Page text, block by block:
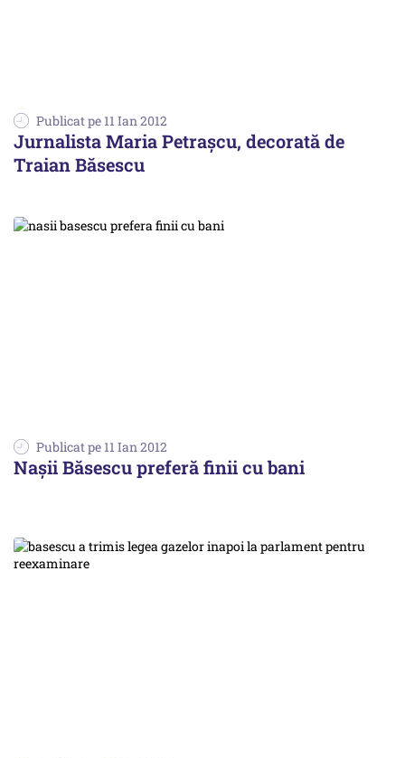
Publicat pe 11 Ian 2012
Jurnalista Maria Petrașcu, decorată de
Traian Băsescu
Publicat pe 11 Ian 2012
Nașii Băsescu preferă finii cu bani